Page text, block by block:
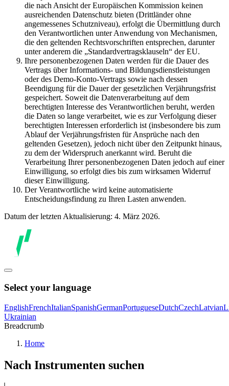
die nach Ansicht der Europäischen Kommission keinen
ausreichenden Datenschutz bieten (Drittländer ohne
angemessenes Schutzniveau), erfolgt die Übermittlung durch
den Verantwortlichen unter Anwendung von Mechanismen,
die den geltenden Rechtsvorschriften entsprechen, darunter
unter anderem die „Standardvertragsklauseln“ der EU.
Ihre personenbezogenen Daten werden für die Dauer des
Vertrags über Informations- und Bildungsdienstleistungen
oder des Demo-Konto-Vertrags sowie nach dessen
Beendigung für die Dauer der gesetzlichen Verjährungsfrist
gespeichert. Soweit die Datenverarbeitung auf dem
berechtigten Interesse des Verantwortlichen beruht, werden
die Daten so lange verarbeitet, wie es zur Verfolgung dieser
berechtigten Interessen erforderlich ist (insbesondere bis zum
Ablauf der Verjährungsfristen für Ansprüche nach den
geltenden Gesetzen), jedoch nicht über den Zeitpunkt hinaus,
zu dem der Widerspruch anerkannt wird. Beruht die
Verarbeitung Ihrer personenbezogenen Daten jedoch auf einer
Einwilligung, so erfolgt dies bis zum wirksamen Widerruf
dieser Einwilligung.
Der Verantwortliche wird keine automatisierte
Entscheidungsfindung zu Ihren Lasten anwenden.
Datum der letzten Aktualisierung: 4. März 2026.
Select your language
EnglishFrenchItalianSpanishGermanPortugueseDutchCzechLatvian
Ukrainian
Breadcrumb
Home
Nach Instrumenten suchen